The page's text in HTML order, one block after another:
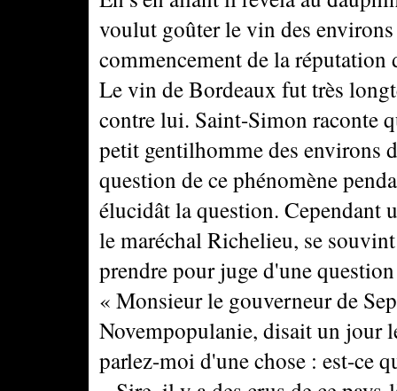
voulut goûter le vin des
commencement de la réputation
Le vin de Bordeaux fut très
contre lui. Saint-Simon raconte
petit gentilhomme des environs
question de ce phénomène
élucidât la question.
le maréchal Richelieu, se
prendre pour juge d'une
« Monsieur le gouverneur de
Novempopulanie, disait un jour
parlez-moi d'une chose : est-ce